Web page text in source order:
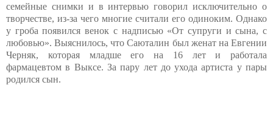
семейные снимки и в интервью говорил исключительно о
творчестве, из-за чего многие считали его одиноким. Однако
у гроба появился венок с надписью «От супруги и сына, с
любовью». Выяснилось, что Саюталин был женат на Евгении
Черняк, которая младше его на 16 лет и работала
фармацевтом в Выксе. За пару лет до ухода артиста у пары
родился сын.